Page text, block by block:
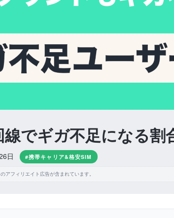
でギガ不足になる割
日 #携帯キャリア&格安SIM
アフィリエイト広告が含まれています。